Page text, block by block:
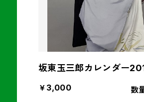
坂東玉三郎カレンダー
￥3,000 数